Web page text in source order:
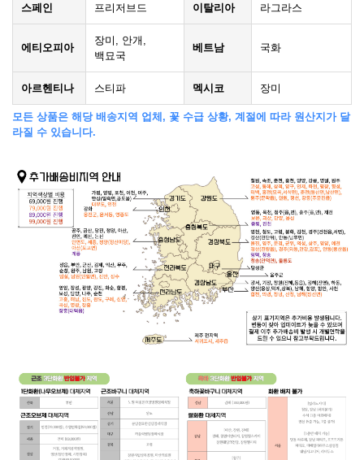
스페인 프리저브드 이탈리아 라그라스
에티오피아
장미, 안개,
백묘국
베트남 국화
아르헨티나 스티파 멕시코 장미
모든 상품은 해당 배송지역 업체, 꽃 수급 상황, 계절에 따라 원산지가 달
라질 수 있습니다.